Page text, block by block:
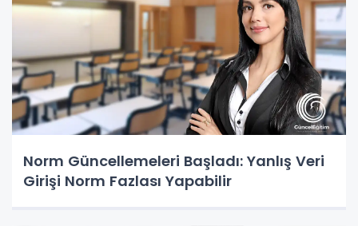
Norm Güncellemeleri Başladı: Yanlış Veri
Girişi Norm Fazlası Yapabilir